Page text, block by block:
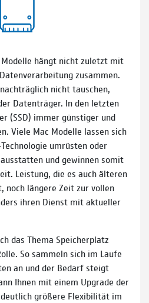
hängt nicht zuletzt mit
zusammen.
nicht tauschen,
Datenträger. In den letzten
(SSD) immer günstiger und
Viele Mac Modelle lassen sich
umrüsten oder
und gewinnen somit
Leistung, die es auch älteren
noch längere Zeit zur vollen
ihren Dienst mit aktueller
das Thema Speicherplatz
So sammeln sich im Laufe
an und der Bedarf steigt
Ihnen mit einem Upgrade der
größere Flexibilität im